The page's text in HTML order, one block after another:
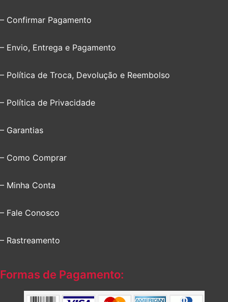
– Confirmar Pagamento
– Envio, Entrega e Pagamento
– Política de Troca, Devolução e Reembolso
– Política de Privacidade
– Garantias
– Como Comprar
– Minha Conta
– Fale Conosco
– Rastreamento
Formas de Pagamento: